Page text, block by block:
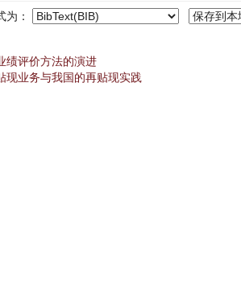
为：
绩评价方法的演进
现业务与我国的再贴现实践